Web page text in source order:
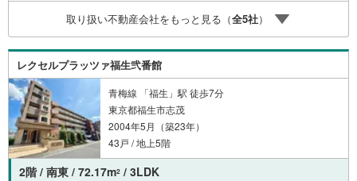
を問わず、安心してご利用いただけます。◆安心の環境◆
無料駐車場、キッズスペースを完備し、ご家族でのご来店
も安心です。の体制で皆様の住まい探しをサポートいたし
ます。
取り扱い不動産会社をもっと見る（全5社）
レクセルプラッツァ福生弐番館
青梅線 「福生」駅 徒歩7分
東京都福生市志茂
2004年5月（築23年）
43戸 / 地上5階
2階 / 南東 / 72.17m2 / 3LDK